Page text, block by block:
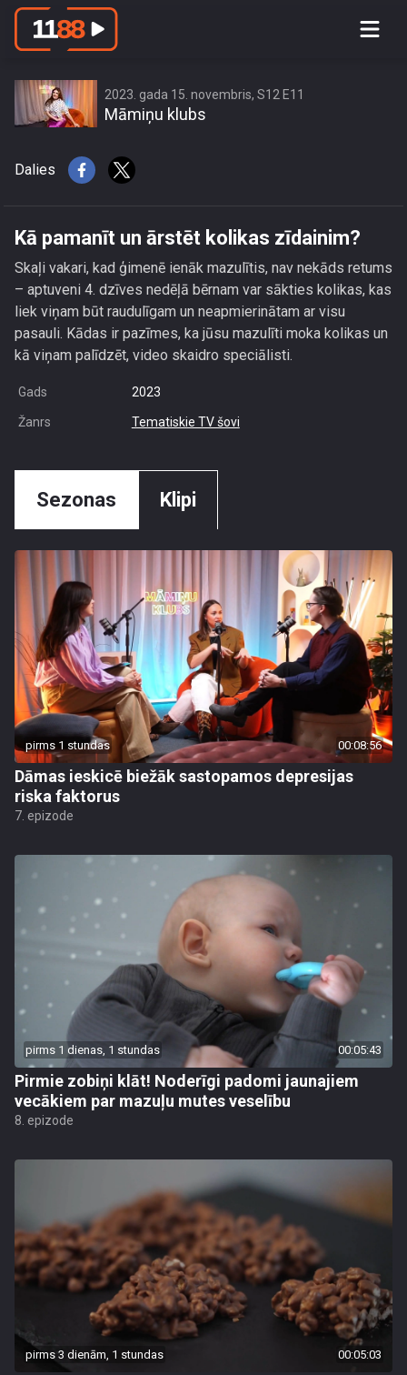
2023. gada 15. novembris, S12 E11
Māmiņu klubs
Dalies
Kā pamanīt un ārstēt kolikas zīdainim?
Skaļi vakari, kad ģimenē ienāk mazulītis, nav nekāds retums
– aptuveni 4. dzīves nedēļā bērnam var sākties kolikas, kas
liek viņam būt raudulīgam un neapmierinātam ar visu
pasauli. Kādas ir pazīmes, ka jūsu mazulīti moka kolikas un
kā viņam palīdzēt, video skaidro speciālisti.
Gads 2023
Žanrs Tematiskie TV šovi
Sezonas Klipi
pirms 1 stundas 00:08:56
Dāmas ieskicē biežāk sastopamos depresijas
riska faktorus
7. epizode
pirms 1 dienas, 1 stundas 00:05:43
Pirmie zobiņi klāt! Noderīgi padomi jaunajiem
vecākiem par mazuļu mutes veselību
8. epizode
pirms 3 dienām, 1 stundas 00:05:03